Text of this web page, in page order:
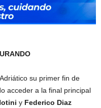
su primer fin de
acceder a la final principal
y Federico Diaz